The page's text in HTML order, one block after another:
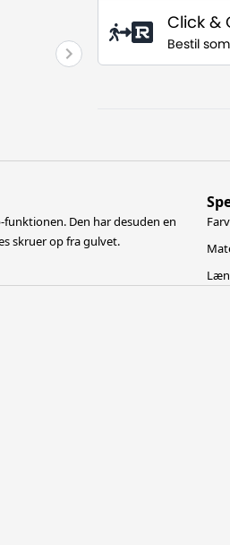
Click &
Bestil
Den har desuden en
skruer op fra gulvet.